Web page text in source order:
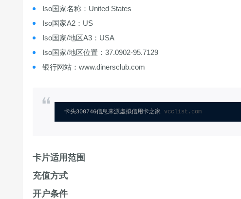
Iso国家名称：United States
Iso国家A2：US
Iso国家/地区A3：USA
Iso国家/地区位置：37.0902-95.7129
银行网站：www.dinersclub.com
卡头300746信息来源虚拟信用卡之家 vcclist.com
卡片适用范围
充值方式
开户条件